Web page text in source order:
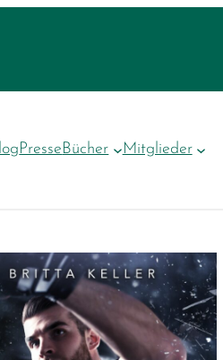
PresseBücher Mitglieder